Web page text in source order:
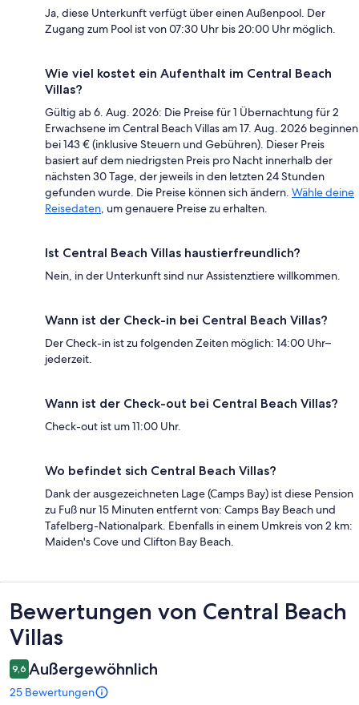
Ja, diese Unterkunft verfügt über einen Außenpool. Der
Zugang zum Pool ist von 07:30 Uhr bis 20:00 Uhr möglich.
Wie viel kostet ein Aufenthalt im Central Beach
Villas?
Gültig ab 6. Aug. 2026: Die Preise für 1 Übernachtung für 2
Erwachsene im Central Beach Villas am 17. Aug. 2026 beginnen
bei 143 € (inklusive Steuern und Gebühren). Dieser Preis
basiert auf dem niedrigsten Preis pro Nacht innerhalb der
nächsten 30 Tage, der jeweils in den letzten 24 Stunden
gefunden wurde. Die Preise können sich ändern. Wähle deine
Reisedaten, um genauere Preise zu erhalten.
Ist Central Beach Villas haustierfreundlich?
Nein, in der Unterkunft sind nur Assistenztiere willkommen.
Wann ist der Check-in bei Central Beach Villas?
Der Check-in ist zu folgenden Zeiten möglich: 14:00 Uhr–
jederzeit.
Wann ist der Check-out bei Central Beach Villas?
Check-out ist um 11:00 Uhr.
Wo befindet sich Central Beach Villas?
Dank der ausgezeichneten Lage (Camps Bay) ist diese Pension
zu Fuß nur 15 Minuten entfernt von: Camps Bay Beach und
Tafelberg-Nationalpark. Ebenfalls in einem Umkreis von 2 km:
Maiden's Cove und Clifton Bay Beach.
Bewertungen
Bewertungen von Central Beach
Villas
9,6 Außergewöhnlich
25 Bewertungen